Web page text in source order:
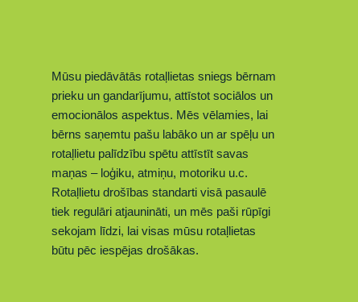
Mūsu piedāvātās rotaļlietas sniegs bērnam
prieku un gandarījumu, attīstot sociālos un
emocionālos aspektus. Mēs vēlamies, lai
bērns saņemtu pašu labāko un ar spēļu un
rotaļlietu palīdzību spētu attīstīt savas
maņas – loģiku, atmiņu, motoriku u.c.
Rotaļlietu drošības standarti visā pasaulē
tiek regulāri atjaunināti, un mēs paši rūpīgi
sekojam līdzi, lai visas mūsu rotaļlietas
būtu pēc iespējas drošākas.